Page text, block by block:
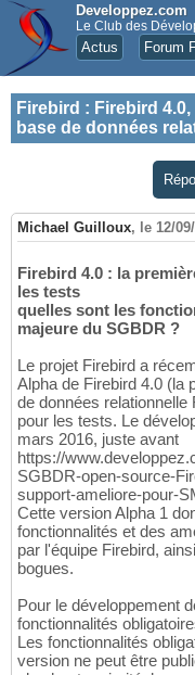
Developpez.com
Le Club des
Actus Forum
Firebird : Firebird
base de données
Michael Guilloux, le 12/
Firebird 4.0 : la
les tests
quelles sont les
majeure du SGBDR ?
Le projet Firebird a
Alpha de Firebird 4.0 (la
de données
pour les tests. Le
mars 2016, juste avant
https://
SGBDR-open-source-
support-ameliore-pour-
Cette version Alpha 1
fonctionnalités et des
par l'équipe Firebird,
bogues.
Pour le développement
fonctionnalités
Les fonctionnalités
version ne peut être